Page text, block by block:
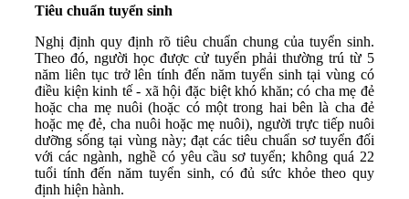
Tiêu chuẩn tuyển sinh
Nghị định quy định rõ tiêu chuẩn chung của tuyển sinh.
Theo đó, người học được cử tuyển phải thường trú từ 5
năm liên tục trở lên tính đến năm tuyển sinh tại vùng có
điều kiện kinh tế - xã hội đặc biệt khó khăn; có cha mẹ đẻ
hoặc cha mẹ nuôi (hoặc có một trong hai bên là cha đẻ
hoặc mẹ đẻ, cha nuôi hoặc mẹ nuôi), người trực tiếp nuôi
dưỡng sống tại vùng này; đạt các tiêu chuẩn sơ tuyển đối
với các ngành, nghề có yêu cầu sơ tuyển; không quá 22
tuổi tính đến năm tuyển sinh, có đủ sức khỏe theo quy
định hiện hành.